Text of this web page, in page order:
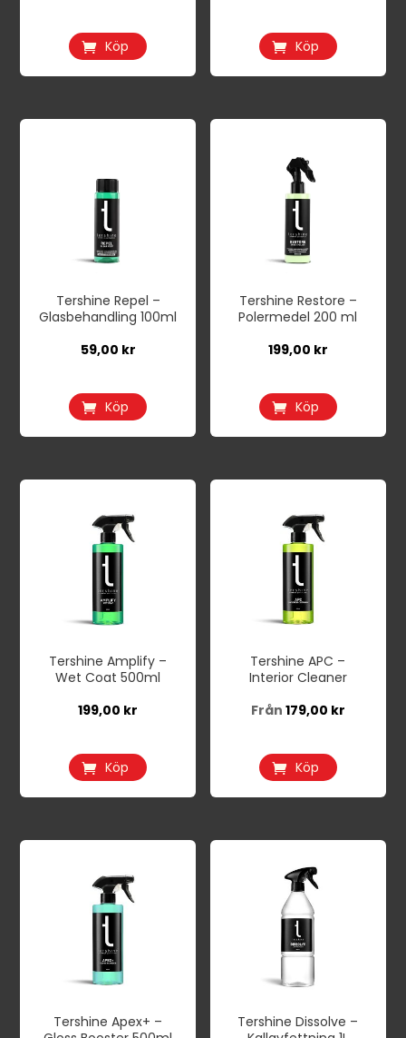
Köp Köp
Tershine Repel –
Glasbehandling 100ml
59,00 kr
Köp
Tershine Restore –
Polermedel 200 ml
199,00 kr
Köp
Tershine Amplify –
Wet Coat 500ml
199,00 kr
Köp
Tershine APC –
Interior Cleaner
Från 179,00 kr
Köp
produkten
varianter.
olika
kan
Tershine Apex+ –
Tershine Dissolve –